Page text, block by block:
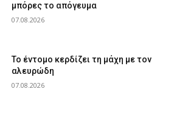
μπόρες το απόγευμα
07.08.2026
Το έντομο κερδίζει τη μάχη με τον
αλευρώδη
07.08.2026